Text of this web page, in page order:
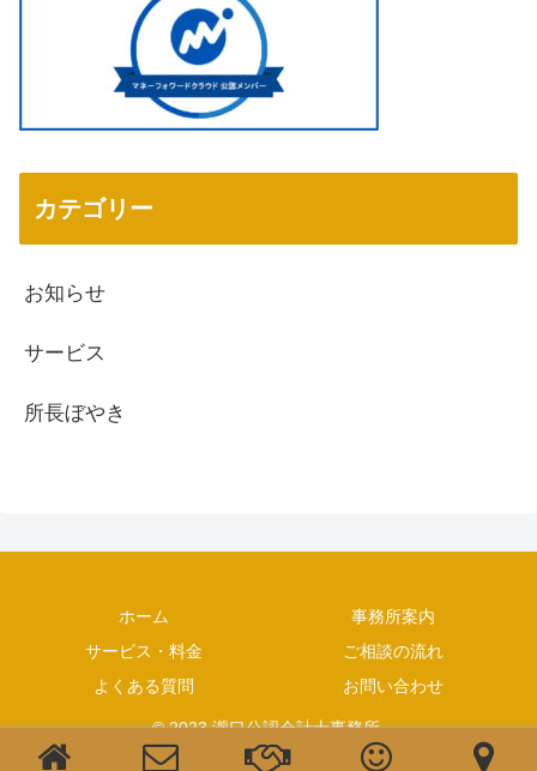
カテゴリー
お知らせ
サービス
所長ぼやき
ホーム
事務所案内
サービス・料金
ご相談の流れ
よくある質問
お問い合わせ
© 2023 瀧口公認会計士事務所.